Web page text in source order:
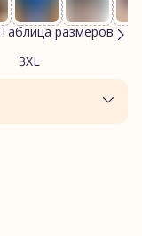
Таблица размеров
3XL